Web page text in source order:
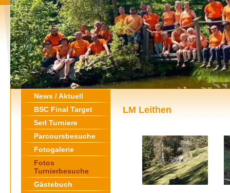
News / Aktuell
BSC Final Target
5erl Turniere
Parcoursbesuche
Fotogalerie
Fotos
Turnierbesuche
Gästebuch
LM Leithen